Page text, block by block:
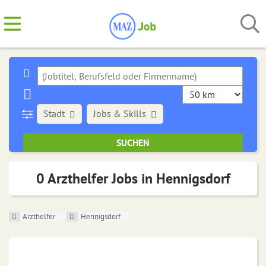
Stadt Jobs & Skills
0 Arzthelfer Jobs in Hennigsdorf
Arzthelfer Hennigsdorf